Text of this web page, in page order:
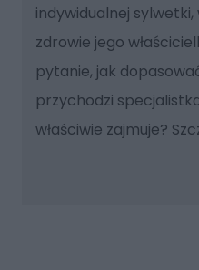
indywidualnej sylwetki,
zdrowie jego
pytanie, jak
przychodzi
właściwie zajmuje?